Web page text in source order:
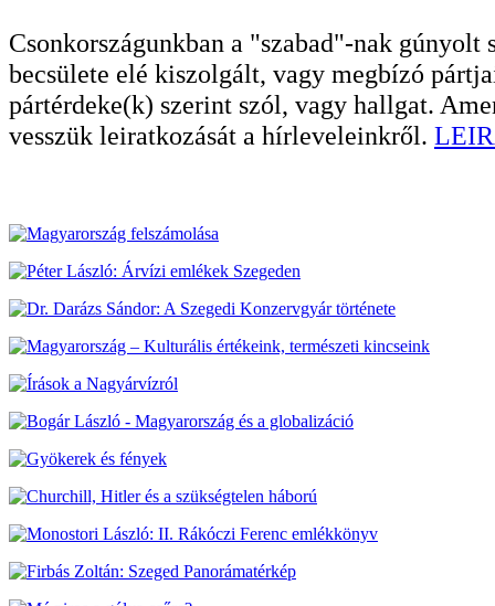
Csonkországunkban a "szabad"-nak
becsülete elé kiszolgált, vagy megbízó
pártérdeke(k) szerint szól, vagy hallgat.
vesszük leiratkozását a hírleveleinkről.